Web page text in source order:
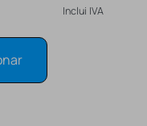
Inclui IVA